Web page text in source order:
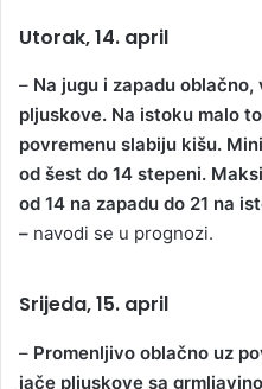
Utorak, 14. april
– Na jugu i zapadu
pljuskove. Na istoku malo
povremenu slabiju kišu.
od šest do 14 stepeni.
od 14 na zapadu do 21 na
– navodi se u prognozi.
Srijeda, 15. april
– Promenljivo oblačno uz
jače pljuskove sa